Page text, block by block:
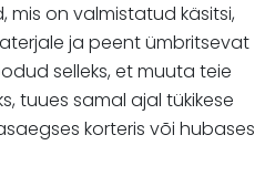
on valmistatud käsitsi,
ja peent ümbritsevat
selleks, et muuta teie
tuues samal ajal tükikese
korteris või hubases